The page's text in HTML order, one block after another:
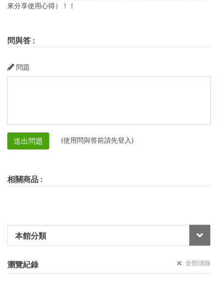
本館分類
瀏覽紀錄 全部清除
來分享使用心得）！！
問與答 :
問題
送出問題 (使用問與答前請先登入)
相關商品 :